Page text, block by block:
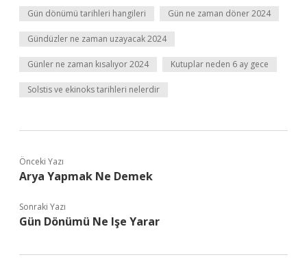
Gün dönümü tarihleri hangileri Gün ne zaman döner 2024
Gündüzler ne zaman uzayacak 2024
Günler ne zaman kısalıyor 2024 Kutuplar neden 6 ay gece
Solstis ve ekinoks tarihleri nelerdir
Önceki Yazı
Arya Yapmak Ne Demek
Sonraki Yazı
Gün Dönümü Ne Işe Yarar